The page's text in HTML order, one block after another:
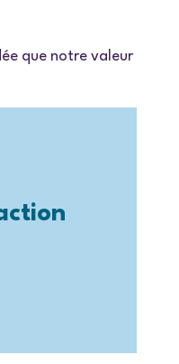
que notre valeur